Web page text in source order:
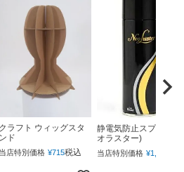
クラフト ウィッグスタ
ンド
当店特別価格 ¥715税込
静電気防止スプレー(ネ
オラスター)
当店特別価格 ¥1,760